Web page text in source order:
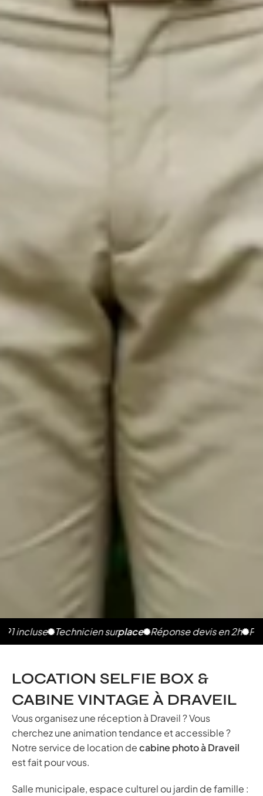
Technicien surplace Réponse devis en 2h Photos
LOCATION SELFIE BOX &
CABINE VINTAGE À DRAVEIL
Vous organisez une réception à Draveil ? Vous
cherchez une animation tendance et accessible ?
Notre service de location decabine photo à Draveil
est fait pour vous.
Salle municipale, espace culturel ou jardin de famille :